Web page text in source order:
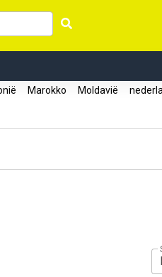
Marokko Moldavië